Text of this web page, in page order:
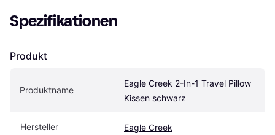
Spezifikationen
Produkt
Produktname
Eagle Creek 2-In-1 Travel Pillow
Kissen schwarz
Hersteller Eagle Creek